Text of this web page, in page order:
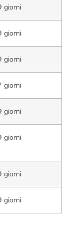
giorni
giorni
giorni
giorni
giorni
giorni
giorni
giorni